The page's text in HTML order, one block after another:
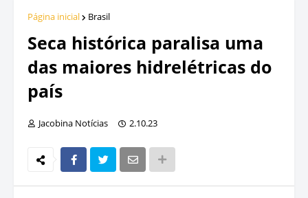
Página inicial Brasil
Seca histórica paralisa uma
das maiores hidrelétricas do
país
Jacobina Notícias 2.10.23